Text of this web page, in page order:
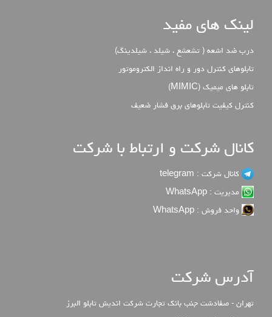
لینک های مفید
درب ضد اشعه ( تشعشع ، شیلد ، شیلدینگ)
تابلوهای کنترل دور و راه انداز الکتروموتور
تابلو های میمیک (MIMIC)
كنترل كيفيت تابلوهاي برق فشار ضعيف
کانال شرکت و ارتباط با شرکت
کانال شرکت : telegram
مدیریت : WhatsApp
واحد فروش : WhatsApp
آدرس شرکت
تهران - صفادشت جنب بانک تجارت شرکت اندیش تابلو البرز